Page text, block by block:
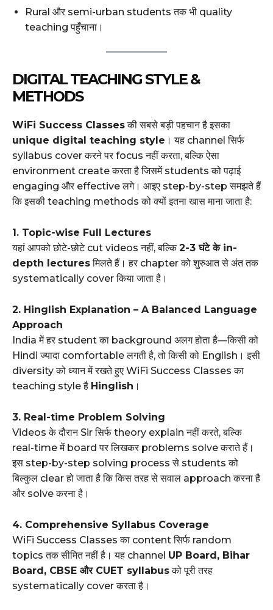
Rural और semi-urban students तक भी quality
teaching पहुँचाना।
DIGITAL TEACHING STYLE &
METHODS
WiFi Success Classesकी सबसे बड़ी पहचान है इसका
unique digital teaching style । यह channel सिर्फ
syllabus cover करने पर focus नहीं करता, बल्कि ऐसा
environment create करता है जिसमें students को पढ़ाई
engaging और effective लगे। आइए step-by-step समझते हैं
कि इसकी teaching methods को क्यों इतना खास माना जाता है:
1. Topic-wise Full Lectures
यहां आपको छोटे-छोटे cut videos नहीं, बल्कि2-3 घंटे के in-
depth lecturesमिलते हैं। हर chapter को शुरुआत से अंत तक
systematically cover किया जाता है।
2. Hinglish Explanation – A Balanced Language
Approach
India में हर student का background अलग होता है—किसी को
Hindi ज्यादा comfortable लगती है, तो किसी को English। इसी
diversity को ध्यान में रखते हुए WiFi Success Classes का
teaching style है Hinglish ।
3. Real-time Problem Solving
Videos के दौरान Sir सिर्फ theory explain नहीं करते, बल्कि
real-time में board पर लिखकर problems solve कराते हैं।
इस step-by-step solving process से students को
बिल्कुल clear हो जाता है कि किस तरह से सवाल approach करना है
और solve करना है।
4. Comprehensive Syllabus Coverage
WiFi Success Classes का content सिर्फ random
topics तक सीमित नहीं है। यह channel UP Board, Bihar
Board, CBSE और CUET syllabusको पूरी तरह
systematically cover करता है।